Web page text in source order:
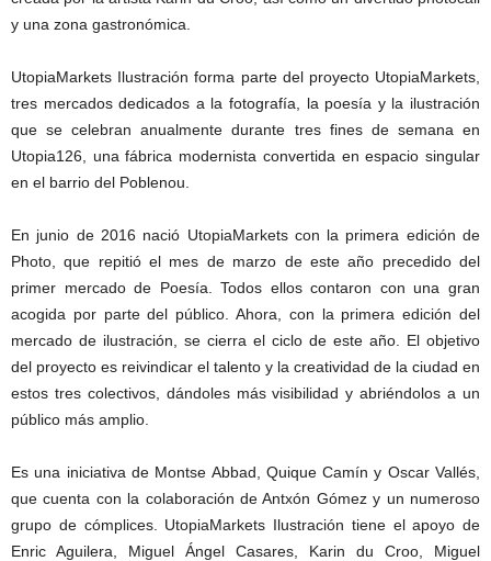
y una zona gastronómica.
UtopiaMarkets Ilustración forma parte del proyecto UtopiaMarkets,
tres mercados dedicados a la fotografía, la poesía y la ilustración
que se celebran anualmente durante tres fines de semana en
Utopia126, una fábrica modernista convertida en espacio singular
en el barrio del Poblenou.
En junio de 2016 nació UtopiaMarkets con la primera edición de
Photo, que repitió el mes de marzo de este año precedido del
primer mercado de Poesía. Todos ellos contaron con una gran
acogida por parte del público. Ahora, con la primera edición del
mercado de ilustración, se cierra el ciclo de este año. El objetivo
del proyecto es reivindicar el talento y la creatividad de la ciudad en
estos tres colectivos, dándoles más visibilidad y abriéndolos a un
público más amplio.
Es una iniciativa de Montse Abbad, Quique Camín y Oscar Vallés,
que cuenta con la colaboración de Antxón Gómez y un numeroso
grupo de cómplices. UtopiaMarkets Ilustración tiene el apoyo de
Enric Aguilera, Miguel Ángel Casares, Karin du Croo, Miguel